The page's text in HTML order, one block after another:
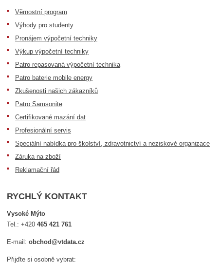
Věrnostní program
Výhody pro studenty
Pronájem výpočetní techniky
Výkup výpočetní techniky
Patro repasovaná výpočetní technika
Patro baterie mobile energy
Zkušenosti našich zákazníků
Patro Samsonite
Certifikované mazání dat
Profesionální servis
Speciální nabídka pro školství, zdravotnictví a neziskové organizace
Záruka na zboží
Reklamační řád
RYCHLÝ KONTAKT
Vysoké Mýto
Tel.:+420465 421 761
E-mail:obchod@vtdata.cz
Přijďte si osobně vybrat: